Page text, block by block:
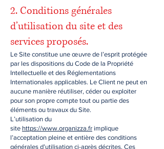
2. Conditions générales
d’utilisation du site et des
services proposés.
Le Site constitue une œuvre de l’esprit protégée
par les dispositions du Code de la Propriété
Intellectuelle et des Réglementations
Internationales applicables. Le Client ne peut en
aucune manière réutiliser, céder ou exploiter
pour son propre compte tout ou partie des
éléments ou travaux du Site.
L’utilisation du
site https://www.organizza.fr implique
l’acceptation pleine et entière des conditions
générales d’utilisation ci-après décrites. Ces